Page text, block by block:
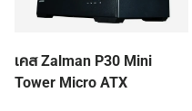
เคส Zalman P30 Mini
Tower Micro ATX